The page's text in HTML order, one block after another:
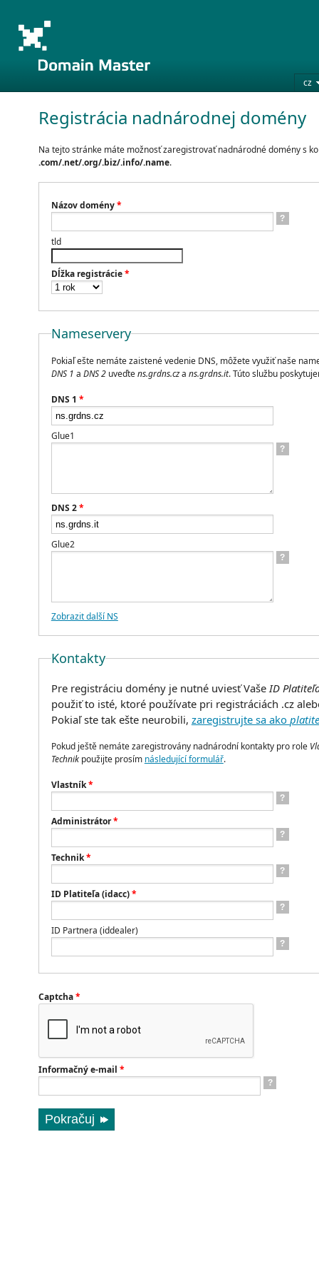
cz
Registrácia nadnárodnej domény
Na tejto stránke máte možnosť zaregistrovať nadnárodné domény s
.com/.net/.org/.biz/.info/.name.
Názov domény*
?
tld
Dĺžka registrácie*
Nameservery
Pokiaľ ešte nemáte zaistené vedenie DNS, môžete využiť naše
DNS 1 a DNS 2uveďtens.grdns.cza ns.grdns.it. Túto službu
DNS 1 *
Glue1
?
DNS 2*
Glue2
?
Zobrazit další NS
Kontakty
Pre registráciu domény je nutné uviesť Vaše ID
použiť to isté, ktoré používate pri registráciách .cz
Pokiaľ ste tak ešte neurobili, zaregistrujte sa ako
Pokud ještě nemáte zaregistrovány nadnárodní kontakty pro role
Technikpoužijte prosím následující formulář.
Vlastník*
?
Administrátor*
?
Technik*
?
ID Platiteľa (idacc)*
?
ID Partnera (iddealer)
?
Captcha*
Informačný e-mail *
?
Pokračuj